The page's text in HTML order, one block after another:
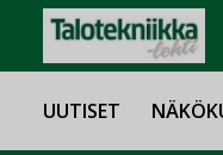
UUTISET